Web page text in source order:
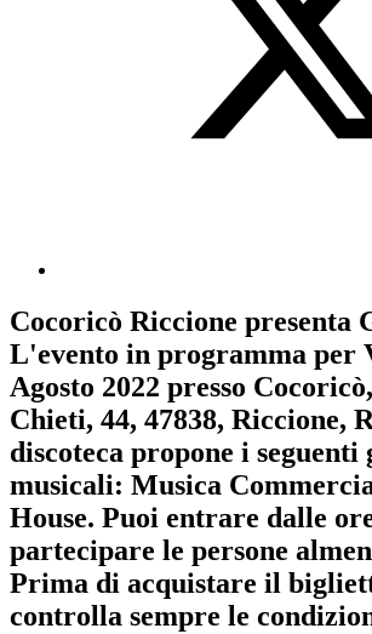
Cocoricò Riccione presenta
L'evento in programma per
Agosto 2022 presso
Chieti, 44, 47838, Riccione,
discoteca propone i seguenti
musicali: Musica
House. Puoi entrare dalle
partecipare le persone
Prima di acquistare il
controlla sempre le